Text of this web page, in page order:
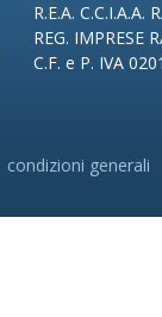
R.E.A. C.C.I.A.A.
REG. IMPRESE
C.F. e P. IVA
condizioni generali